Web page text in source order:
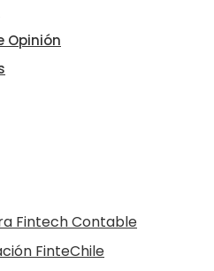
Opinión
Fintech Contable
FinteChile